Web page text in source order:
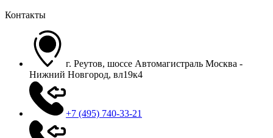
Контакты
г. Реутов, шоссе Автомагистраль Москва -
Нижний Новгород, вл19к4
+7 (495) 740-33-21